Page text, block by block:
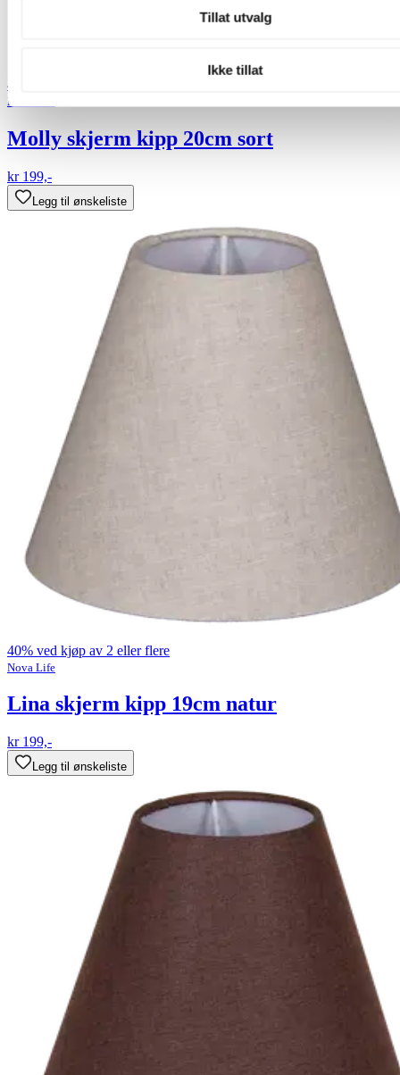
Tillat utvalg
Ikke tillat
40% ved kjøp av 2 eller flere
Nova Life
Molly skjerm kipp 20cm sort
kr 199,-
Legg til ønskeliste
40% ved kjøp av 2 eller flere
Nova Life
Lina skjerm kipp 19cm natur
kr 199,-
Legg til ønskeliste